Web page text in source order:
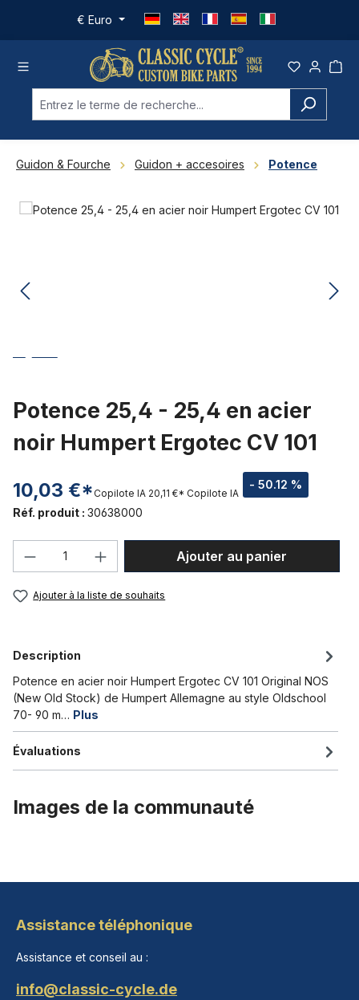
Passer au contenu principal
€ Euro
Guidon & Fourche Guidon + accesoires Potence
Ignorer la galerie d'images
Potence 25,4 - 25,4 en acier
noir Humpert Ergotec CV 101
10,03 €* - 50.12 %
Copilote IA 20,11 €* Copilote IA
Réf. produit : 30638000
Quantité de produit : Entrez la
Ajouter au panier
Ajouter à la liste de souhaits
Description
Potence en acier noir Humpert Ergotec CV 101 Original NOS
(New Old Stock) de Humpert Allemagne au style Oldschool
70- 90 m… Plus
Évaluations
Images de la communauté
Assistance téléphonique
Assistance et conseil au :
info@classic-cycle.de